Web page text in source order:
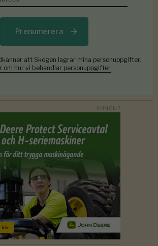
Prenumerera
att Skogen lagrar mina personuppgifter.
om hur vi behandlar personuppgifter